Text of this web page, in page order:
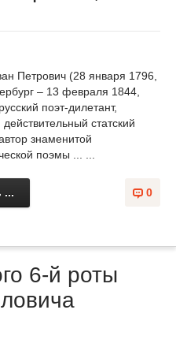
Петрович (28 января 1796,
– 13 февраля 1844,
поэт-дилетант,
, действительный статский
знаменитой
поэмы ... ...
0
...
6-й роты